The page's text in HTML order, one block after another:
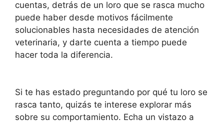
cuentas, detrás de un loro que se rasca mucho
puede haber desde motivos fácilmente
solucionables hasta necesidades de atención
veterinaria, y darte cuenta a tiempo puede
hacer toda la diferencia.
Si te has estado preguntando por qué tu loro se
rasca tanto, quizás te interese explorar más
sobre su comportamiento. Echa un vistazo a